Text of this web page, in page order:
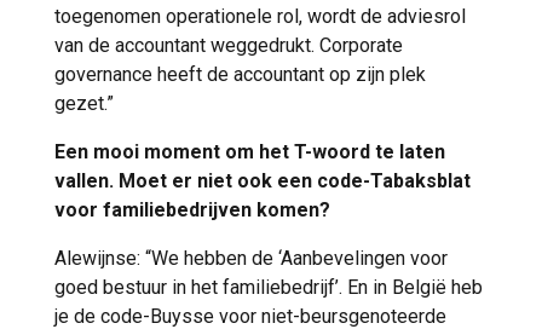
toegenomen operationele rol, wordt de adviesrol
van de accountant weggedrukt. Corporate
governance heeft de accountant op zijn plek
gezet.”
Een mooi moment om het T-woord te laten
vallen. Moet er niet ook een code-Tabaksblat
voor familiebedrijven komen?
Alewijnse: “We hebben de ‘Aanbevelingen voor
goed bestuur in het familiebedrijf’. En in België heb
je de code-Buysse voor niet-beursgenoteerde